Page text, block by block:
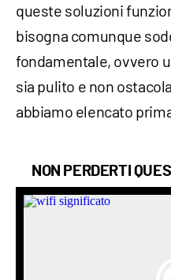
queste soluzioni
bisogna comunque
fondamentale, ovvero
sia pulito e non
abbiamo elencato
NON PERDERTI